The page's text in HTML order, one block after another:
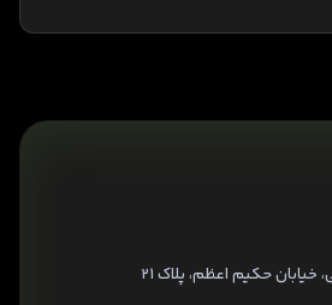
خیابان حکیم اعظم، پلاک ۲۱